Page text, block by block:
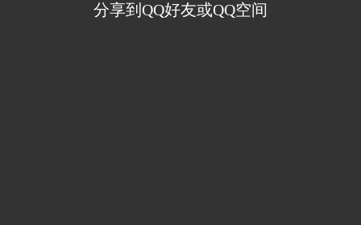
分享到QQ好友或QQ空间